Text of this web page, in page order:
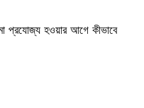
প্রযোজ্য হওয়ার আগে কীভাবে